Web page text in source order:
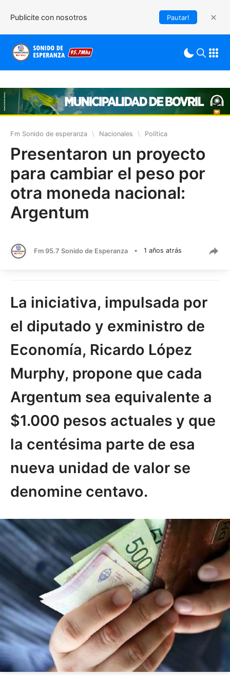
Publicite con nosotros Pautar!
Fm Sonido de esperanza \ Nacionales \ Política
Presentaron un proyecto
para cambiar el peso por
otra moneda nacional:
Argentum
Fm 95.7 Sonido de Esperanza • 1 años atrás
La iniciativa, impulsada por
el diputado y exministro de
Economía, Ricardo López
Murphy, propone que cada
Argentum sea equivalente a
$1.000 pesos actuales y que
la centésima parte de esa
nueva unidad de valor se
denomine centavo.